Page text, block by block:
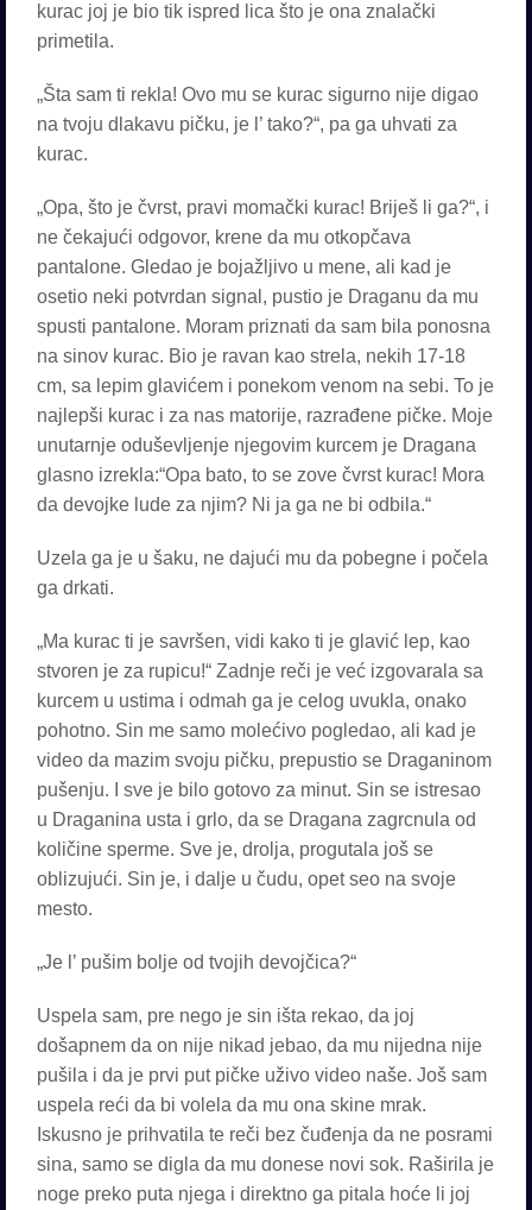
kurac joj je bio tik ispred lica što je ona znalački
primetila.
„Šta sam ti rekla! Ovo mu se kurac sigurno nije digao
na tvoju dlakavu pičku, je l’ tako?“, pa ga uhvati za
kurac.
„Opa, što je čvrst, pravi momački kurac! Briješ li ga?“, i
ne čekajući odgovor, krene da mu otkopčava
pantalone. Gledao je bojažljivo u mene, ali kad je
osetio neki potvrdan signal, pustio je Draganu da mu
spusti pantalone. Moram priznati da sam bila ponosna
na sinov kurac. Bio je ravan kao strela, nekih 17-18
cm, sa lepim glavićem i ponekom venom na sebi. To je
najlepši kurac i za nas matorije, razrađene pičke. Moje
unutarnje oduševljenje njegovim kurcem je Dragana
glasno izrekla:“Opa bato, to se zove čvrst kurac! Mora
da devojke lude za njim? Ni ja ga ne bi odbila.“
Uzela ga je u šaku, ne dajući mu da pobegne i počela
ga drkati.
„Ma kurac ti je savršen, vidi kako ti je glavić lep, kao
stvoren je za rupicu!“ Zadnje reči je već izgovarala sa
kurcem u ustima i odmah ga je celog uvukla, onako
pohotno. Sin me samo molećivo pogledao, ali kad je
video da mazim svoju pičku, prepustio se Draganinom
pušenju. I sve je bilo gotovo za minut. Sin se istresao
u Draganina usta i grlo, da se Dragana zagrcnula od
količine sperme. Sve je, drolja, progutala još se
oblizujući. Sin je, i dalje u čudu, opet seo na svoje
mesto.
„Je l’ pušim bolje od tvojih devojčica?“
Uspela sam, pre nego je sin išta rekao, da joj
došapnem da on nije nikad jebao, da mu nijedna nije
pušila i da je prvi put pičke uživo video naše. Još sam
uspela reći da bi volela da mu ona skine mrak.
Iskusno je prihvatila te reči bez čuđenja da ne posrami
sina, samo se digla da mu donese novi sok. Raširila je
noge preko puta njega i direktno ga pitala hoće li joj